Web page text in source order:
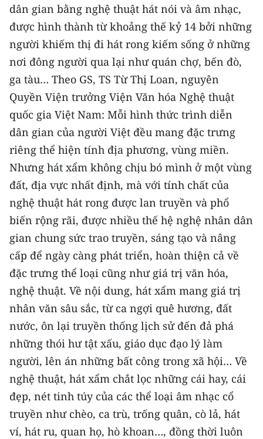
54 DÂN TỘC VIỆT NAM
CHƯƠNG TRÌNH OCOP - MỖI XÃ
MỘT SẢN PHẨM
RADIO
MEDIA CENTER
E-Magazine
Video
Media Chính trị
Media Kinh tế
Media Văn hóa
Media Xã hội
Media Pháp luật
Media Du lịch
Media Thế giới
Media Thể thao
Media Giáo dục
Media Y tế
dân gian bằng nghệ thuật hát nói và âm nhạc,
được hình thành từ khoảng thế kỷ 14 bởi những
người khiếm thị đi hát rong kiếm sống ở những
nơi đông người qua lại như quán chợ, bến đò,
ga tàu… Theo GS, TS Từ Thị Loan, nguyên
Quyền Viện trưởng Viện Văn hóa Nghệ thuật
quốc gia Việt Nam: Mỗi hình thức trình diễn
dân gian của người Việt đều mang đặc trưng
riêng thể hiện tính địa phương, vùng miền.
Nhưng hát xẩm không chịu bó mình ở một vùng
đất, địa vực nhất định, mà với tính chất của
nghệ thuật hát rong được lan truyền và phổ
biến rộng rãi, được nhiều thế hệ nghệ nhân dân
gian chung sức trao truyền, sáng tạo và nâng
cấp để ngày càng phát triển, hoàn thiện cả về
đặc trưng thể loại cũng như giá trị văn hóa,
nghệ thuật. Về nội dung, hát xẩm mang giá trị
nhân văn sâu sắc, từ ca ngợi quê hương, đất
nước, ôn lại truyền thống lịch sử đến đả phá
những thói hư tật xấu, giáo dục đạo lý làm
người, lên án những bất công trong xã hội… Về
nghệ thuật, hát xẩm chắt lọc những cái hay, cái
đẹp, nét tinh túy của các thể loại âm nhạc cổ
truyền như chèo, ca trù, trống quân, cò lả, hát
ví, hát ru, quan họ, hò khoan…, đồng thời luôn